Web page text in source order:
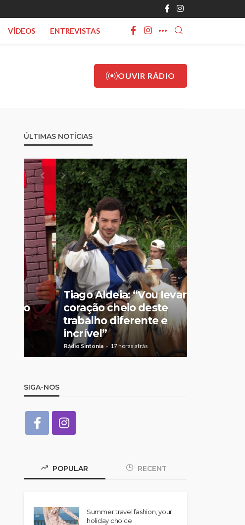
VÍDEOS ENTREVISTAS
OUVIR RÁDIO
ÚLTIMAS NOTÍCIAS
Tiago Aldeia: “Vou levar o
coração cheio deste
trabalho diferente e
incrível”
Rádio Sintonia 17 horas atrás
SIGA-NOS
POPULAR RECENT
Summer travel fashion, your
holiday choice